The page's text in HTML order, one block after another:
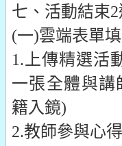
七、活動結束2
(一)雲端表單
1.上傳精選活
一張全體與講
籍入鏡)
2.教師參與心得